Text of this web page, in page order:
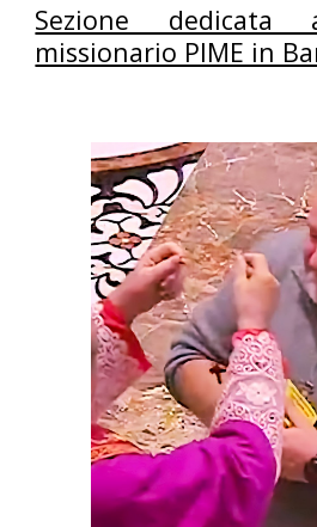
Sezione
missionario PIME in